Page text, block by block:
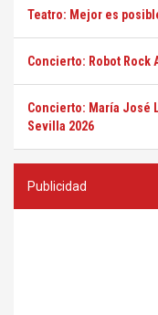
Teatro: Mejor es
Concierto: Robot Rock
Concierto: María José
Sevilla 2026
Publicidad